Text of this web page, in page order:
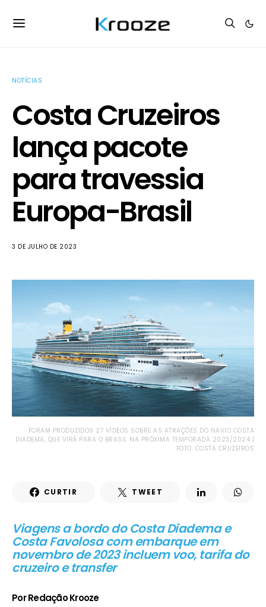
NOTÍCIAS
Costa Cruzeiros
lança pacote
para travessia
Europa-Brasil
3 DE JULHO DE 2023
FORAM PRODUZIDOS 27 VÍDEOS SOBRE AS ATRAÇÕES DO NAVIO COSTA
DIADEMA, QUE VIRÁ PARA O BRASIL NA PRÓXIMA TEMPORADA 2023/2024 |
FOTO: COSTA CRUZEIROS
CURTIR TWEET
Viagens a bordo do Costa Diadema e
Costa Favolosa com embarque em
novembro de 2023 incluem voo, tarifa do
cruzeiro e transfer
Por Redação Krooze